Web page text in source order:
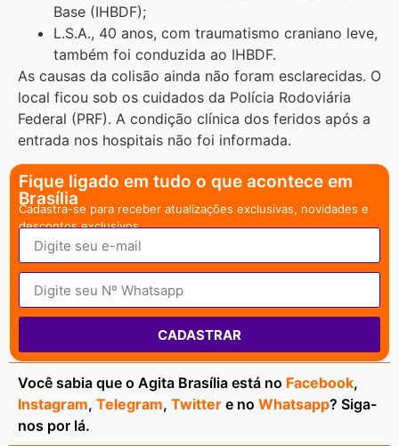
Base (IHBDF);
L.S.A., 40 anos, com traumatismo craniano leve,
também foi conduzida ao IHBDF.
As causas da colisão ainda não foram esclarecidas. O
local ficou sob os cuidados da Polícia Rodoviária
Federal (PRF). A condição clínica dos feridos após a
entrada nos hospitais não foi informada.
Fique ligado em tudo o que acontece em
Brasília
Cadastra-se para receber atualizações exclusivas, novidades e
descontos exclusivos.
CADASTRAR
Você sabia que o Agita Brasília está no Facebook,
Instagram, Telegram, Twitter e no Whatsapp? Siga-
nos por lá.